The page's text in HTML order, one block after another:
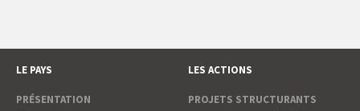
LE PAYS
PRÉSENTATION
LES ACTIONS
PROJETS STRUCTURANTS